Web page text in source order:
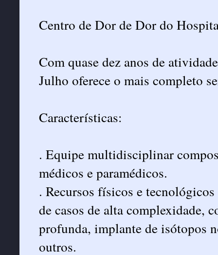
Centro de Dor de Dor do
Com quase dez anos de
Julho oferece o mais completo
Características:
. Equipe multidisciplinar
médicos e paramédicos.
. Recursos físicos e
de casos de alta complexidade,
profunda, implante de isótopos
outros.